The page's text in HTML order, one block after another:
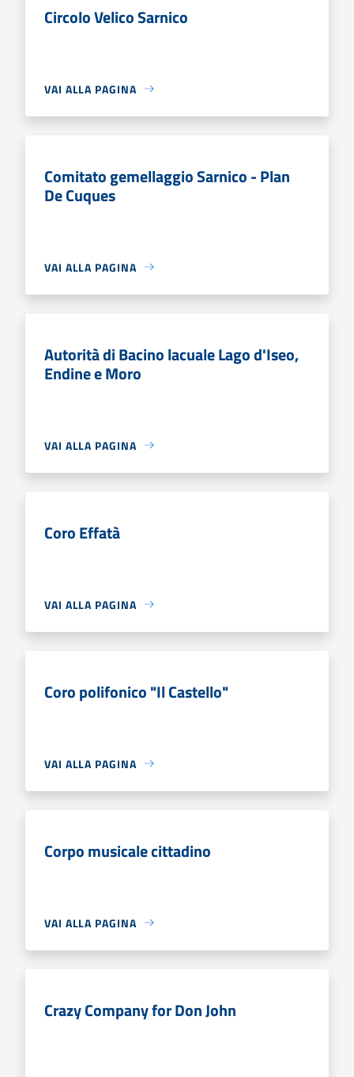
Circolo Velico Sarnico
VAI ALLA PAGINA
Comitato gemellaggio Sarnico - Plan
De Cuques
VAI ALLA PAGINA
Autorità di Bacino lacuale Lago d'Iseo,
Endine e Moro
VAI ALLA PAGINA
Coro Effatà
VAI ALLA PAGINA
Coro polifonico "Il Castello"
VAI ALLA PAGINA
Corpo musicale cittadino
VAI ALLA PAGINA
Crazy Company for Don John